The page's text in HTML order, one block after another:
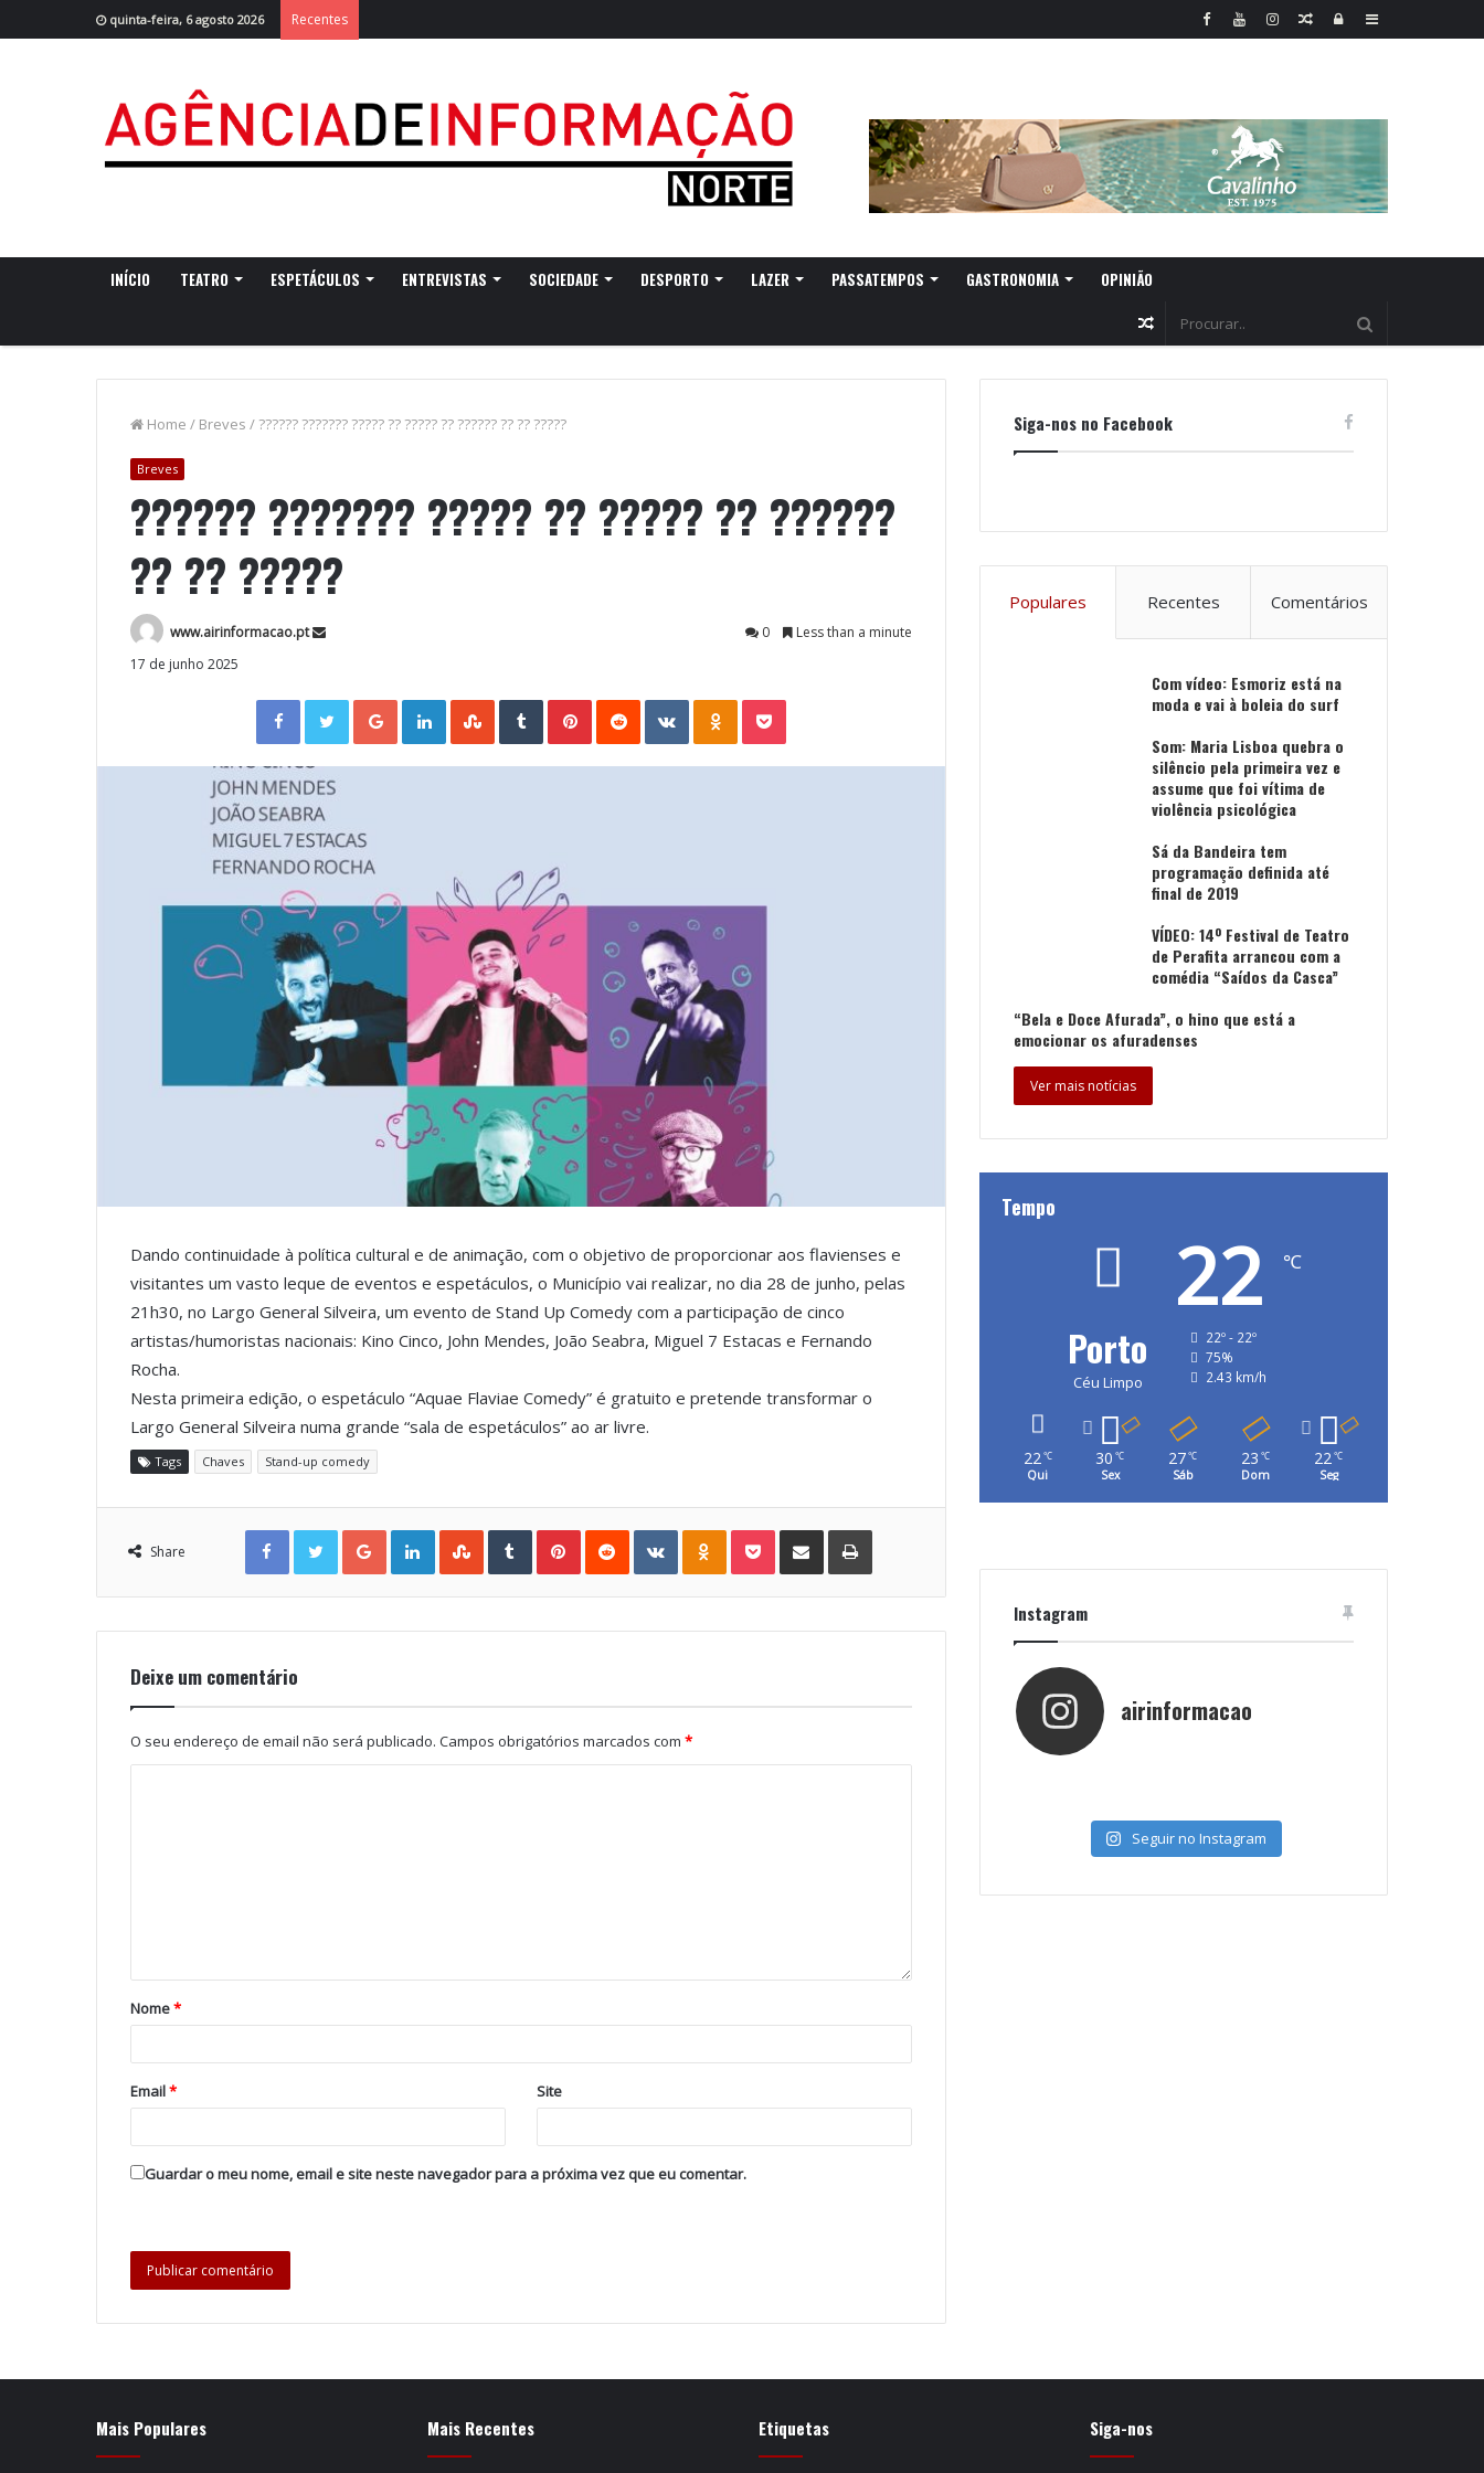
quinta-feira, 6 agosto 2026 Recentes Sidebar
Log
Random
INÍCIO TEATRO ESPETÁCULOS ENTREVISTAS SOCIEDADE DESPORTO LAZER PASSATEMPOS GASTRONOMIA OPINIÃO
Random
Home / Breves / ?????? ??????? ????? ?? ????? ?? ?????? ?? ?? ?????
Breves
?????? ??????? ????? ?? ????? ?? ??????
?? ?? ?????
www.airinformacao.pt 0
Less than a minute
17 de junho 2025
Facebook Twitter Google+ LinkedIn StumbleUpon Tumblr VKontakte
Dando continuidade à política cultural e de animação, com o objetivo de proporcionar aos flavienses e
visitantes um vasto leque de eventos e espetáculos, o Município vai realizar, no dia 28 de junho, pelas
21h30, no Largo General Silveira, um evento de Stand Up Comedy com a participação de cinco
artistas/humoristas nacionais: Kino Cinco, John Mendes, João Seabra, Miguel 7 Estacas e Fernando
Rocha.
Nesta primeira edição, o espetáculo “Aquae Flaviae Comedy” é gratuito e pretende transformar o
Largo General Silveira numa grande “sala de espetáculos” ao ar livre.
Tags Chaves Stand-up comedy
Share
Facebook Twitter Google+ LinkedIn StumbleUpon Tumblr Pinterest Reddit VKontakte Odnoklassniki Pocket Share via Email Print
Deixe um comentário
O seu endereço de email não será publicado. Campos obrigatórios marcados com *
Nome*
Email* Site
Guardar o meu nome, email e site neste navegador para a próxima vez que eu comentar.
Siga-nos no Facebook
Populares Recentes Comentários
Com vídeo: Esmoriz está na
moda e vai à boleia do surf
Som: Maria Lisboa quebra o
silêncio pela primeira vez e
assume que foi vítima de
violência psicológica
Sá da Bandeira tem
programação definida até
final de 2019
VÍDEO: 14º Festival de Teatro
de Perafita arrancou com a
comédia “Saídos da Casca”
“Bela e Doce Afurada”, o hino que está a
emocionar os afuradenses
Ver mais notícias
Tempo
Porto
Céu Limpo
22 ℃
22º - 22º
75%
2.43 km/h
22 ℃
Qui
30 ℃
Sex
27℃
Sáb
23 ℃
Dom
22℃
Seg
Instagram
airinformacao
Seguir no Instagram
Mais Populares Mais Recentes Etiquetas Siga-nos